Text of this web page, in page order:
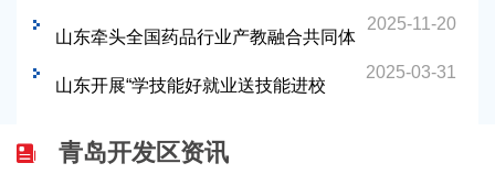
办
2025-11-20
山东牵头全国药品行业产教融合共同体
入选“标杆培育单位”
2025-03-31
山东开展“学技能好就业送技能进校
青岛开发区资讯